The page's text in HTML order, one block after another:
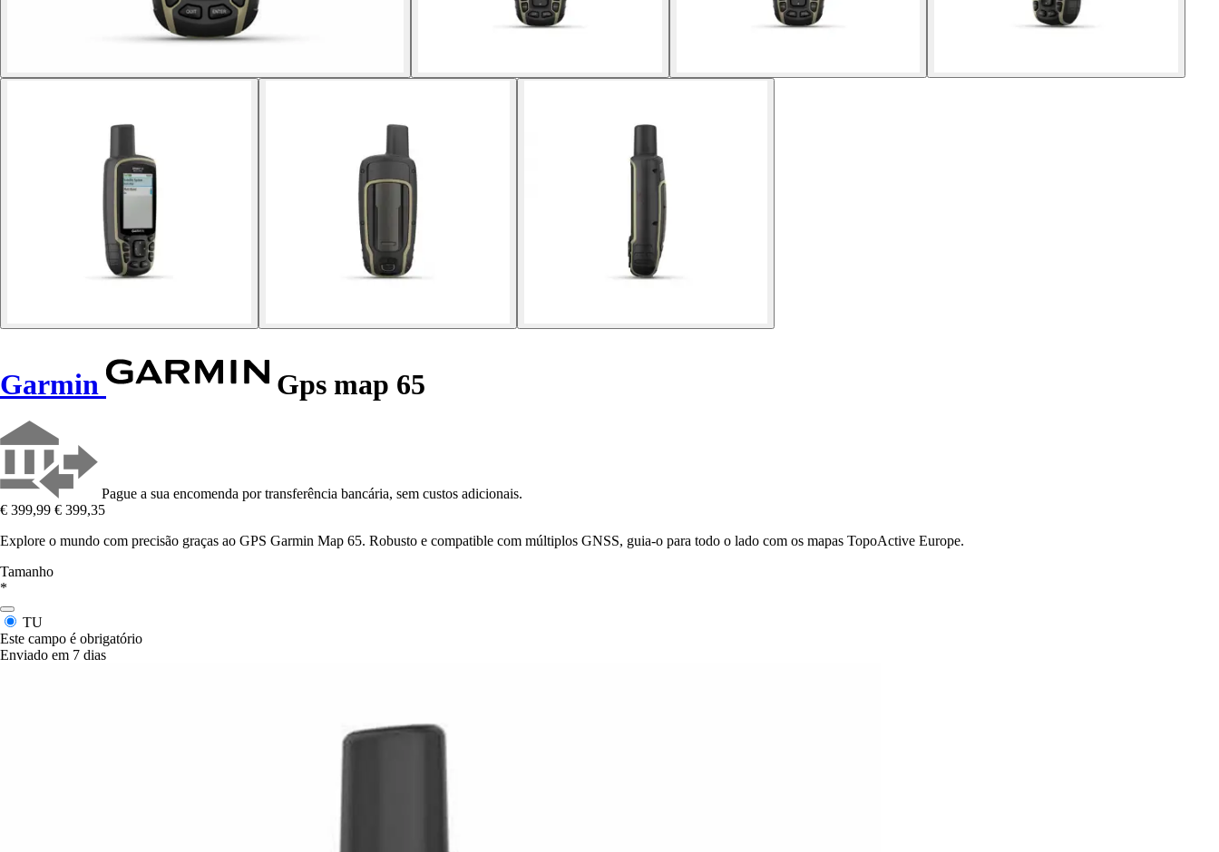
Garmin Gps map 65
Pague a sua encomenda por transferência bancária, sem custos adicionais.
€ 399,99 € 399,35
Explore o mundo com precisão graças ao GPS Garmin Map 65. Robusto e compatible com múltiplos GNSS, guia-o para todo o lado com os mapas TopoActive Europe.
Tamanho
*
TU
Este campo é obrigatório
Enviado em 7 dias